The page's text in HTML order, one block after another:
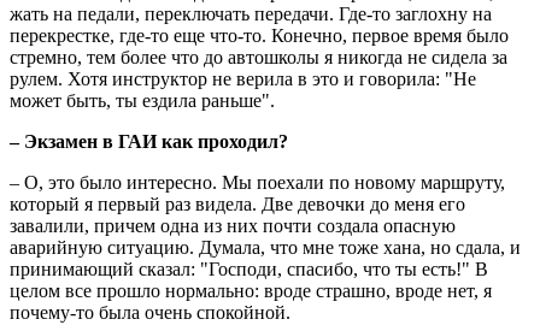
жать на педали, переключать передачи. Где-то заглохну на
перекрестке, где-то еще что-то. Конечно, первое время было
стремно, тем более что до автошколы я никогда не сидела за
рулем. Хотя инструктор не верила в это и говорила: "Не
может быть, ты ездила раньше".
– Экзамен в ГАИ как проходил?
– О, это было интересно. Мы поехали по новому маршруту,
который я первый раз видела. Две девочки до меня его
завалили, причем одна из них почти создала опасную
аварийную ситуацию. Думала, что мне тоже хана, но сдала, и
принимающий сказал: "Господи, спасибо, что ты есть!" В
целом все прошло нормально: вроде страшно, вроде нет, я
почему-то была очень спокойной.